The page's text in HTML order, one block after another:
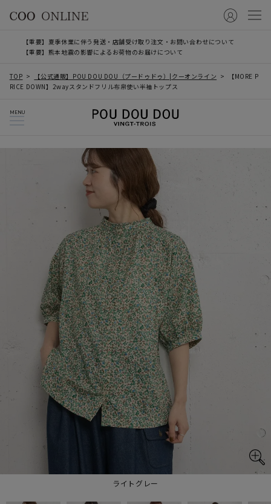
【重要】夏季休業に伴う発送・店舗受け取り注文・お問い合わせについて
【重要】熊本地震の影響によるお荷物のお届けについて
TOP 【公式通販】POU DOU DOU（プードゥドゥ）|クーオンライン
【MORE P
RICE DOWN】2wayスタンドフリル布帛使い半袖トップス
MENU
ライトグレー